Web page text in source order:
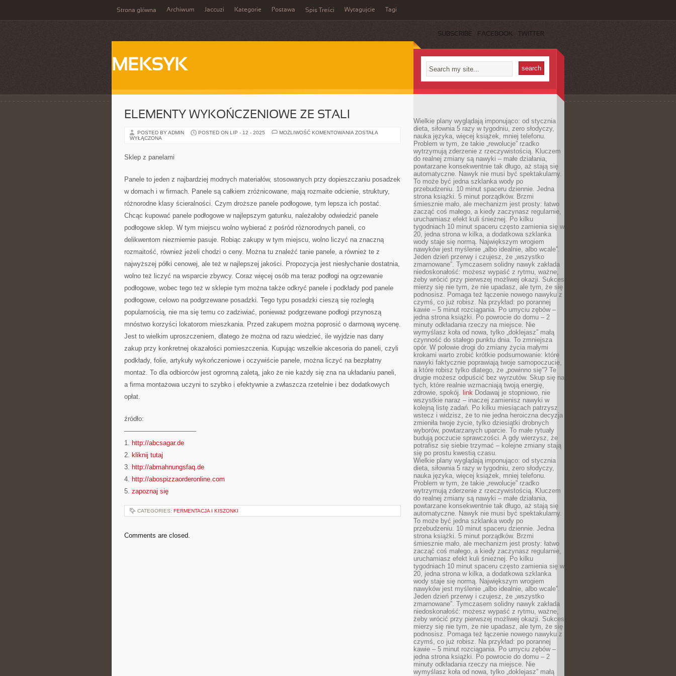
Strona główna Archiwum Jaccuzi Kategorie Postawa Spis Treści Wytagujcie Tagi
SUBSCRIBE FACEBOOK TWITTER
MEKSYK
ELEMENTY WYKOŃCZENIOWE ZE STALI
POSTED BY ADMIN POSTED ON LIP - 12 - 2025 MOŻLIWOŚĆ KOMENTOWANIA ELEMENTY
ZOSTAŁA
WYŁĄCZONA
Sklep z panelami
Panele to jeden z najbardziej modnych materiałów, stosowanych przy dopieszczaniu posadzek
w domach i w firmach. Panele są całkiem zróżnicowane, mają rozmaite odcienie, struktury,
różnorodne klasy ścieralności. Czym droższe panele podłogowe, tym lepsza ich postać.
Chcąc kupować panele podłogowe w najlepszym gatunku, należałoby odwiedzić panele
podłogowe sklep. W tym miejscu wolno wybierać z pośród różnorodnych paneli, co
delikwentom niezmiernie pasuje. Robiąc zakupy w tym miejscu, wolno liczyć na znaczną
rozmaitość, również jeżeli chodzi o ceny. Można tu znaleźć tanie panele, a również te z
najwyższej półki cenowej, ale też w najlepszej jakości. Propozycja jest niesłychanie dostatnia,
wolno też liczyć na wsparcie zbywcy. Coraz więcej osób ma teraz podłogi na ogrzewanie
podłogowe, wobec tego też w sklepie tym można także odkryć panele i podkłady pod panele
podłogowe, celowo na podgrzewane posadzki. Tego typu posadzki cieszą się rozległą
popularnością, nie ma się temu co zadziwiać, ponieważ podgrzewane podłogi przynoszą
mnóstwo korzyści lokatorom mieszkania. Przed zakupem można poprosić o darmową wycenę.
Jest to wielkim uproszczeniem, dlatego że można od razu wiedzieć, ile wyjdzie nas dany
zakup przy konkretnej okazałości pomieszczenia. Kupując wszelkie akcesoria do paneli, czyli
podkłady, folie, artykuły wykończeniowe i oczywiście panele, można liczyć na bezpłatny
montaż. To dla odbiorców jest ogromną zaletą, jako że nie każdy się zna na układaniu paneli,
a firma montażowa uczyni to szybko i efektywnie a zwłaszcza rzetelnie i bez dodatkowych
opłat.
źródło:
———————————
1. http://abcsagar.de
2. kliknij tutaj
3. http://abmahnungsfaq.de
4. http://abospizzaorderonline.com
5. zapoznaj się
CATEGORIES: FERMENTACJA I KISZONKI
Comments are closed.
Wielkie plany wyglądają imponująco: od stycznia
dieta, siłownia 5 razy w tygodniu, zero słodyczy,
nauka języka, więcej książek, mniej telefonu.
Problem w tym, że takie „rewolucje” rzadko
wytrzymują zderzenie z rzeczywistością. Kluczem
do realnej zmiany są nawyki – małe działania,
powtarzane konsekwentnie tak długo, aż stają się
automatyczne. Nawyk nie musi być spektakularny.
To może być jedna szklanka wody po
przebudzeniu. 10 minut spaceru dziennie. Jedna
strona książki. 5 minut porządków. Brzmi
śmiesznie mało, ale mechanizm jest prosty: łatwo
zacząć coś małego, a kiedy zaczynasz regularnie,
uruchamiasz efekt kuli śnieżnej. Po kilku
tygodniach 10 minut spaceru często zamienia się w
20, jedna strona w kilka, a dodatkowa szklanka
wody staje się normą. Największym wrogiem
nawyków jest myślenie „albo idealnie, albo wcale”.
Jeden dzień przerwy i czujesz, że „wszystko
zmarnowane”. Tymczasem solidny nawyk zakłada
niedoskonałość: możesz wypaść z rytmu, ważne,
żeby wrócić przy pierwszej możliwej okazji. Sukces
mierzy się nie tym, że nie upadasz, ale tym, że się
podnosisz. Pomaga też łączenie nowego nawyku z
czymś, co już robisz. Na przykład: po porannej
kawie – 5 minut rozciągania. Po umyciu zębów –
jedna strona książki. Po powrocie do domu – 2
minuty odkładania rzeczy na miejsce. Nie
wymyślasz koła od nowa, tylko „doklejasz” małą
czynność do stałego punktu dnia. To zmniejsza
opór. W połowie drogi do zmiany życia małymi
krokami warto zrobić krótkie podsumowanie: które
nawyki faktycznie poprawiają twoje samopoczucie,
a które robisz tylko dlatego, że „powinno się”? Te
drugie możesz odpuścić bez wyrzutów. Skup się na
tych, które realnie wzmacniają twoją energię,
zdrowie, spokój. link Dodawaj je stopniowo, nie
wszystkie naraz – inaczej zamienisz nawyki w
kolejną listę zadań. Po kilku miesiącach patrzysz
wstecz i widzisz, że to nie jedna heroiczna decyzja
zmieniła twoje życie, tylko dziesiątki drobnych
wyborów, powtarzanych uparcie. To małe rytuały
budują poczucie sprawczości. A gdy wierzysz, że
potrafisz się siebie trzymać – kolejne zmiany stają
się po prostu kwestią czasu.
Wielkie plany wyglądają imponująco: od stycznia
dieta, siłownia 5 razy w tygodniu, zero słodyczy,
nauka języka, więcej książek, mniej telefonu.
Problem w tym, że takie „rewolucje” rzadko
wytrzymują zderzenie z rzeczywistością. Kluczem
do realnej zmiany są nawyki – małe działania,
powtarzane konsekwentnie tak długo, aż stają się
automatyczne. Nawyk nie musi być spektakularny.
To może być jedna szklanka wody po
przebudzeniu. 10 minut spaceru dziennie. Jedna
strona książki. 5 minut porządków. Brzmi
śmiesznie mało, ale mechanizm jest prosty: łatwo
zacząć coś małego, a kiedy zaczynasz regularnie,
uruchamiasz efekt kuli śnieżnej. Po kilku
tygodniach 10 minut spaceru często zamienia się w
20, jedna strona w kilka, a dodatkowa szklanka
wody staje się normą. Największym wrogiem
nawyków jest myślenie „albo idealnie, albo wcale”.
Jeden dzień przerwy i czujesz, że „wszystko
zmarnowane”. Tymczasem solidny nawyk zakłada
niedoskonałość: możesz wypaść z rytmu, ważne,
żeby wrócić przy pierwszej możliwej okazji. Sukces
mierzy się nie tym, że nie upadasz, ale tym, że się
podnosisz. Pomaga też łączenie nowego nawyku z
czymś, co już robisz. Na przykład: po porannej
kawie – 5 minut rozciągania. Po umyciu zębów –
jedna strona książki. Po powrocie do domu – 2
minuty odkładania rzeczy na miejsce. Nie
wymyślasz koła od nowa, tylko „doklejasz” małą